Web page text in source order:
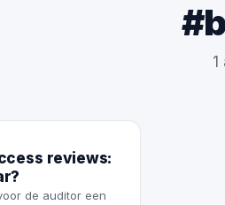
reviews:
de auditor een